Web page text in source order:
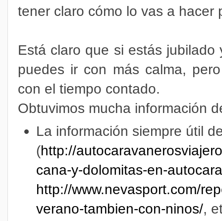
tener claro cómo lo vas a hacer
Está claro que si estás
puedes ir con más calma,
con el tiempo contado.
Obtuvimos mucha información
La información siempre útil
(http://
cana-y-dolomitas-en-
http://www.nevasport.com/
verano-tambien-con-ninos/,